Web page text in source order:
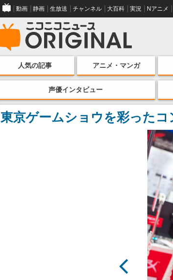
動画 静画 生放送 チャンネル 大百科 実況 Nアニメ
人気の記事 アニメ・マンガ
声優インタビュー
東京ゲームショウを彩ったコ